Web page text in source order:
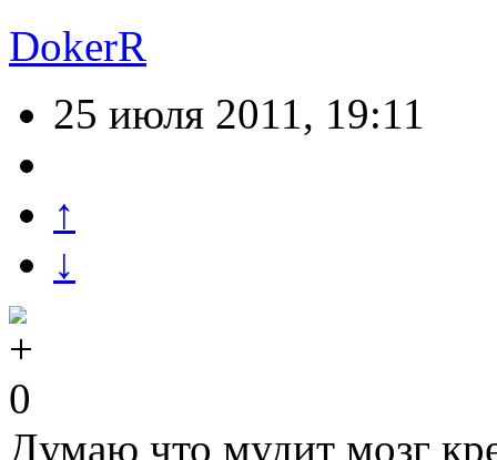
DokerR
25 июля 2011, 19:11
↑
↓
0
Думаю что мудит мозг